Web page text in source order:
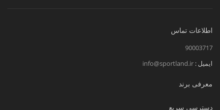
اطلاعات تماس
90003717
ایمیل : info@sportland.ir
معرفی برند
دسترسی سریع